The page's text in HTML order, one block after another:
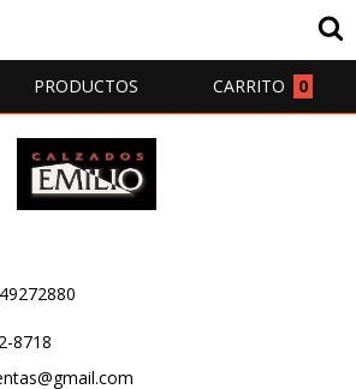
PRODUCTOS CARRITO 0
8718